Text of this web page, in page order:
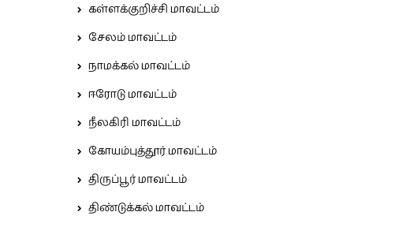
கள்ளக்குறிச்சி மாவட்டம்
சேலம் மாவட்டம்
நாமக்கல் மாவட்டம்
ஈரோடு மாவட்டம்
நீலகிரி மாவட்டம்
கோயம்புத்தூர் மாவட்டம்
திருப்பூர் மாவட்டம்
திண்டுக்கல் மாவட்டம்